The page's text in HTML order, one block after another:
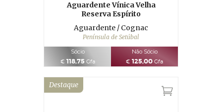
Aguardente Vínica Velha
Reserva Espírito
Aguardente / Cognac
Península de Setúbal
Sócio
€ 118,75 Gfa
Não Sócio
€ 125,00 Gfa
Destaque